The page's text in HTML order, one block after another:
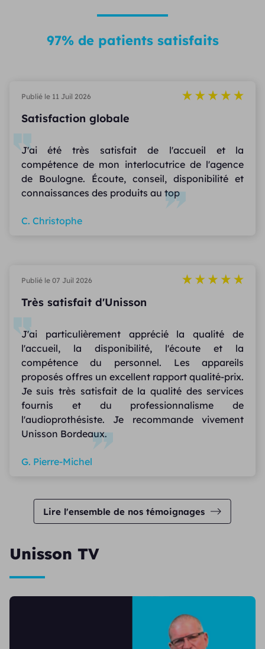
97% de patients satisfaits
Lire l'ensemble de nos témoignages
Publié le 11 Juil 2026
Satisfaction globale
J'ai été très satisfait de l'accueil et la
compétence de mon interlocutrice de l'agence
de Boulogne. Écoute, conseil, disponibilité et
connaissances des produits au top
C. Christophe
Publié le 07 Juil 2026
Très satisfait d'Unisson
J'ai particulièrement apprécié la qualité de
l'accueil, la disponibilité, l'écoute et la
compétence du personnel. Les appareils
proposés offres un excellent rapport qualité-prix.
Je suis très satisfait de la qualité des services
fournis et du professionnalisme de
l'audioprothésiste. Je recommande vivement
Unisson Bordeaux.
G. Pierre-Michel
Unisson TV